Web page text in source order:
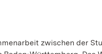
zwischen der